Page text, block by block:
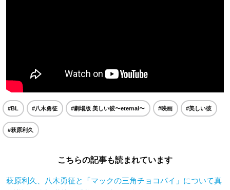
#BL #八木勇征 #劇場版 美しい彼〜eternal〜 #映画 #美しい彼
#萩原利久
こちらの記事も読まれています
萩原利久、八木勇征と「マックの三角チョコパイ」について真